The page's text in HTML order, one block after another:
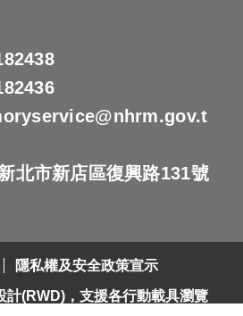
北市新店區復興路131號
隱私權及安全政策宣示
計(RWD)，支援各行動載具瀏覽